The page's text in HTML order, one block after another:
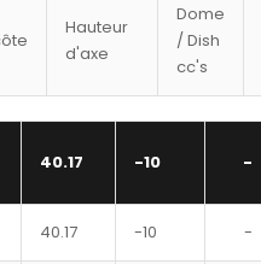
Hauteur
d'axe
Dome
/ Dish
cc's
40.17 -10 -
40.17 -10 -